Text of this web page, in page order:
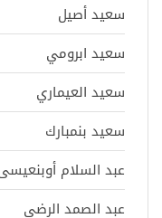
سعيد أصيل
سعيد ابرومي
سعيد العيماري
سعيد بنمبارك
عبد السلام
عبد الصمد الرضى